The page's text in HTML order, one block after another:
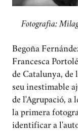
Fotografia:
Begoña
Francesca
de Catalunya, de
seu inestimable
de l'Agrupació, a
la primera
identificar a